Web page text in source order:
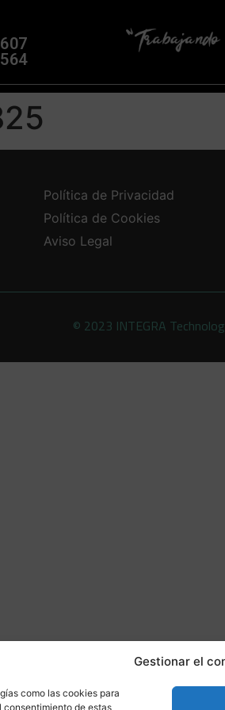
Gestionar el
como las cookies para
consentimiento de estas
564
Política de Privacidad
Política de Cookies
Aviso Legal
© 2023 INTEGRA